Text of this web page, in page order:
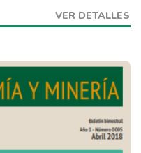
VER DETALLES